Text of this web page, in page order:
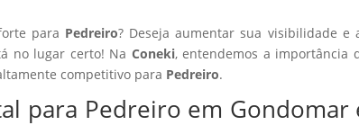
para Pedreiro? Deseja aumentar sua visibilidade e
no lugar certo! Na Coneki, entendemos a importância
competitivo para Pedreiro.
para Pedreiro em Gondomar